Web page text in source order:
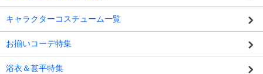
キャラクターコスチューム一覧
お揃いコーデ特集
浴衣＆甚平特集